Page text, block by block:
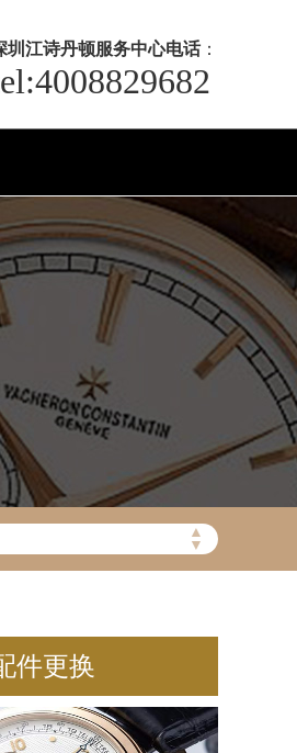
圳江诗丹顿服务中心电话：
▲
▼
件更换